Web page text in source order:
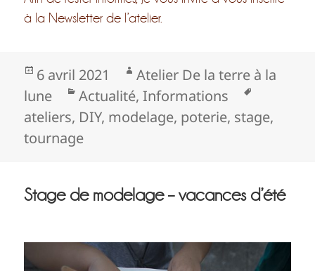
à la Newsletter de l’atelier.
Publié
le
6 avril 2021 Auteur
Atelier De la terre à la
lune
Catégories
Actualité,Informations
clés
ateliers, DIY, modelage, poterie, stage,
tournage
Stage de modelage – vacances d’été